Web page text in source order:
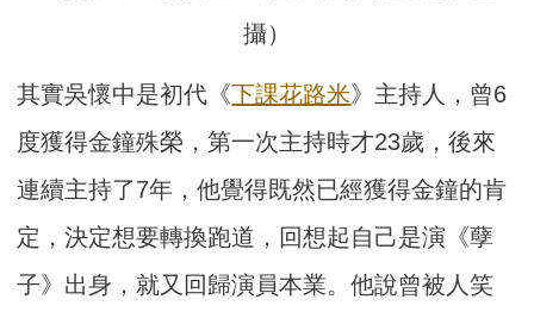
攝）
其實吳懷中是初代《下課花路米》主持人，曾6
度獲得金鐘殊榮，第一次主持時才23歲，後來
連續主持了7年，他覺得既然已經獲得金鐘的肯
定，決定想要轉換跑道，回想起自己是演《孽
子》出身，就又回歸演員本業。他說曾被人笑